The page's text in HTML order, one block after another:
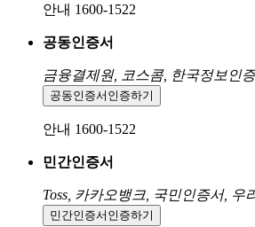
안내 1600-1522
공동인증서
금융결제원, 코스콤, 한국정보인
공동인증서 인증하기
안내 1600-1522
민간인증서
Toss, 카카오뱅크, 국민인증서,
민간인증서 인증하기